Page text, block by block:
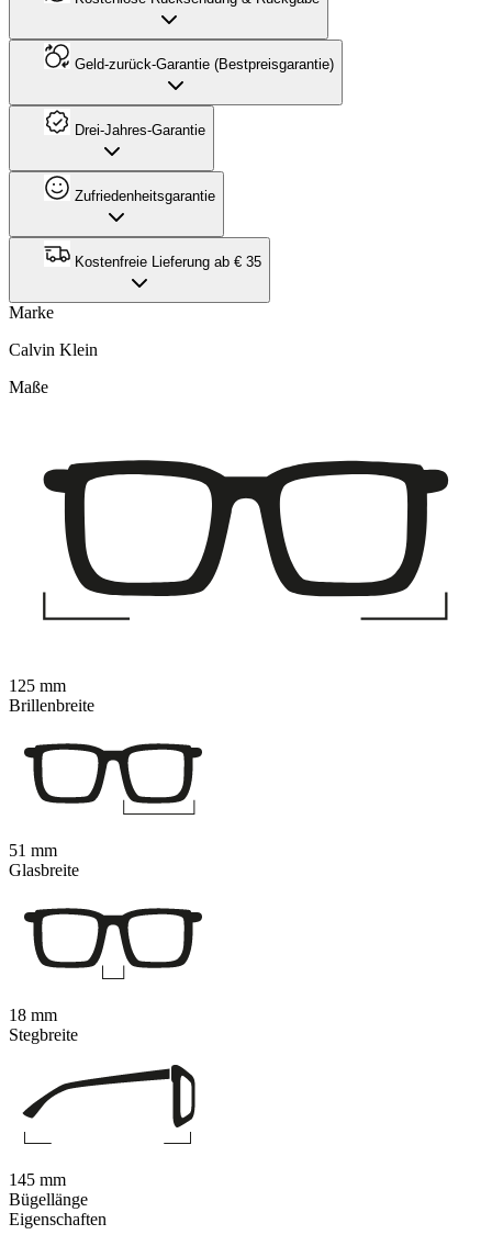
Geld-zurück-Garantie (Bestpreisgarantie)
Drei-Jahres-Garantie
Zufriedenheitsgarantie
Kostenfreie Lieferung ab € 35
Marke
Calvin Klein
Eigenschaften
Maße
125 mm
Brillenbreite
51 mm
Glasbreite
18 mm
Stegbreite
145 mm
Bügellänge